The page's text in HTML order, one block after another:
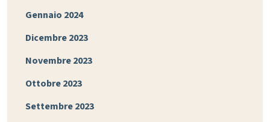
Gennaio 2024
Dicembre 2023
Novembre 2023
Ottobre 2023
Settembre 2023